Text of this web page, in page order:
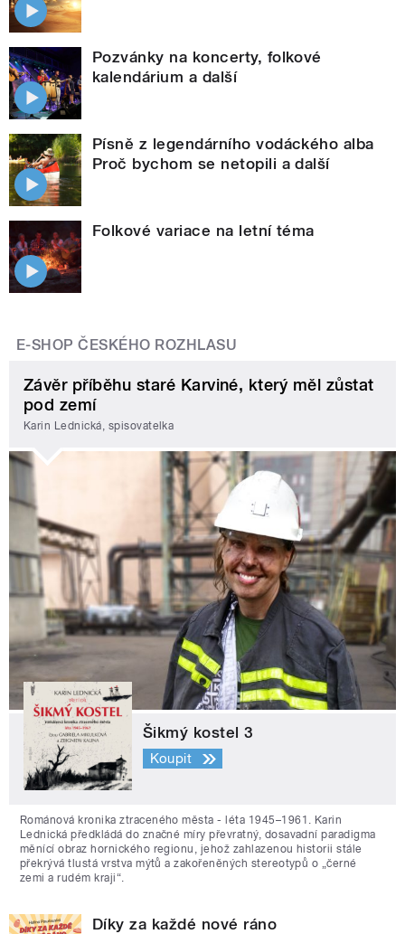
Pozvánky na koncerty, folkové
kalendárium a další
Písně z legendárního vodáckého alba
Proč bychom se netopili a další
Folkové variace na letní téma
E-SHOP ČESKÉHO ROZHLASU
Závěr příběhu staré Karviné, který měl zůstat
pod zemí
Karin Lednická, spisovatelka
Šikmý kostel 3
Koupit
Románová kronika ztraceného města - léta 1945–1961. Karin
Lednická předkládá do značné míry převratný, dosavadní paradigma
měnící obraz hornického regionu, jehož zahlazenou historii stále
překrývá tlustá vrstva mýtů a zakořeněných stereotypů o „černé
zemi a rudém kraji“.
Díky za každé nové ráno